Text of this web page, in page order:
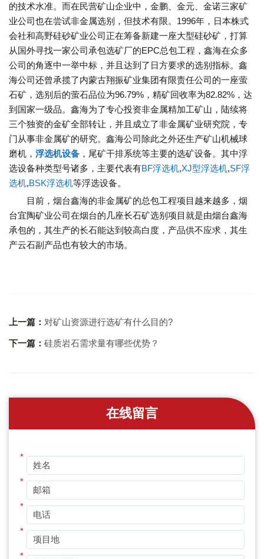
的技术水准。而在民营矿山企业中，金鹏、金元、金诺三家矿
业公司也在尝试非金属选别，但技术有限。1996年，日本株式
会社和高野硅砂矿业公司正在筹备新建一座大型硅砂矿，打算
从国外寻找一家公司承包选矿厂的EPC总包工程，鑫海在众多
公司的角逐中一举中标，并且达到了日方要求的选别指标。鑫
海公司还曾承揽了内蒙古翔振矿业集团有限责任公司的一座萤
石矿，选别后的萤石品位为96.79%，精矿回收率为82.82%，达
到国家一级品。鑫海为了专心投资非金属精加工矿山，陆续将
三个独资的金矿全部转让，并且成立了非金属矿业研究院，专
门从事非金属矿的研究。鑫海公司除此之外还生产矿山机械球
磨机， 浮选机设备 ，尾矿干排系统等主要的选矿设备。其中浮
选设备种类型号诸多，主要代表有BF浮选机,XJ型浮选机,SF浮
选机,BSK浮选机等浮选设备。
目前，烟台鑫海的非金属矿的总包工程项目越来越多，烟
台宜陶矿业公司在烟台的几座长石矿选别项目就是由烟台鑫海
承包的，其生产的长石能达到较高白度，产品供不应求，其生
产云石副产品也有较大的市场。
上一篇： 对矿山资源进行选矿有什么目的?
下一篇： 硅质岩石需求量有哪些优势？
在线留言
*
*
*
*
*